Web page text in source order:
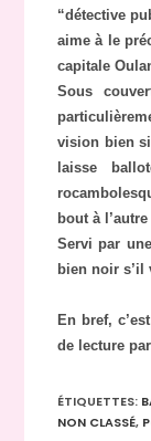
“détective
aime à le
capitale
Sous
vision bien
laisse
bout à
Servi par
bien noir s’il
En bref,
de lecture
ÉTIQUETTES:
NON CLASSÉ,